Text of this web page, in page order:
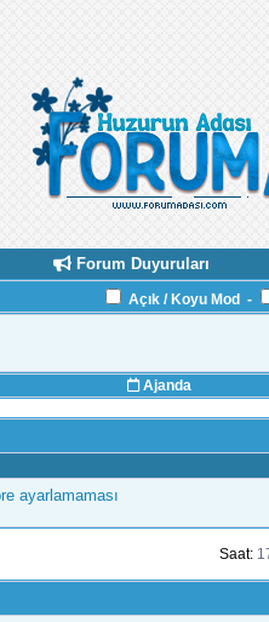
Forum Duyuruları
Açık / Koyu Mod -
Ajanda
ayarlamaması
Saat: